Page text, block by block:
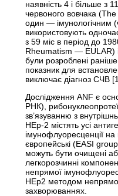
наявність 4 і більше з
червоного вовчака
один — імунологічним
використовують
з 59 міс в період до
Rheumatism — EULAR) і
були розроблені
показник для
виключає діагноз СЧВ
Дослідження ANF є
РНК),
зв’язуванню з
НЕр-2 містять усі
імунофлуоресценції
європейські (EASI
можуть бути очищені
легкорозчинні
непрямої
НЕр2 методом
захворюваннях.